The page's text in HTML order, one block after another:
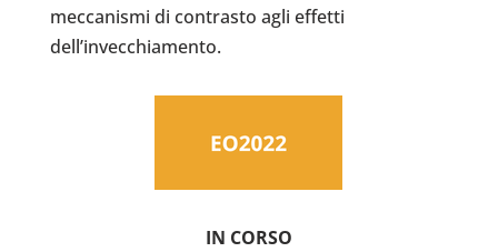
meccanismi di contrasto agli effetti
dell’invecchiamento.
IN CORSO